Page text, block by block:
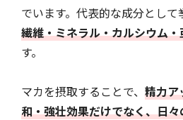
でいます。代表的な成分として
繊維・ミネラル・カルシウム
す。
マカを摂取することで、 精力ア
和・強壮効果だけでなく、日